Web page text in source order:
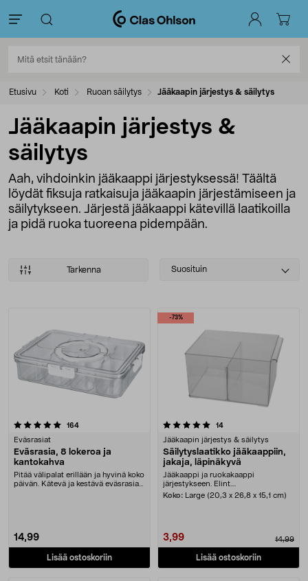
Etusivu Koti Ruoan säilytys Jääkaapin järjestys & säilytys
Jääkaapin järjestys &
säilytys
Aah, vihdoinkin jääkaappi järjestyksessä! Täältä
löydät fiksuja ratkaisuja jääkaapin järjestämiseen ja
säilytykseen. Järjestä jääkaappi kätevillä laatikoilla
ja pidä ruoka tuoreena pidempään.
Tarkenna
Select
Suosituin
164arvostelut
Eväsrasiat
Eväsrasia, 8 lokeroa ja
kantokahva
Pitää välipalat erillään ja hyvinä koko
päivän. Kätevä ja kestävä eväsrasia
14,99
Lisää ostoskoriin
-73%
5.0 viidestä tähdestä 14arvostelut
Jääkaapin järjestys & säilytys
Säilytyslaatikko jääkaappiin,
jakaja, läpinäkyvä
Jääkaappi ja ruokakaappi
järjestykseen. Elint....
Koko:
Large (20,3 x 26,8 x 15,1 cm)
3,99 14,99
Lisää ostoskoriin